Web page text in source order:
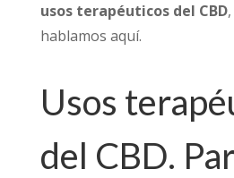
usos terapéuticos del CBD
hablamos aquí.
Usos
del CBD.